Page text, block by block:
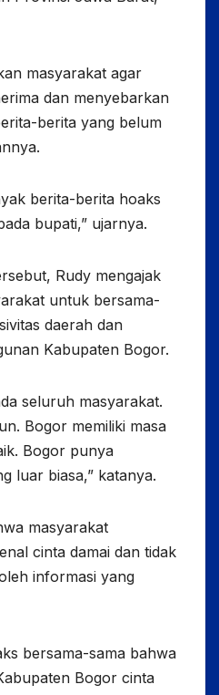
masyarakat agar
dan menyebarkan
berita yang belum
berita-berita hoaks
bupati,” ujarnya.
Rudy mengajak
untuk bersama-
daerah dan
Kabupaten Bogor.
seluruh masyarakat.
Bogor memiliki masa
Bogor punya
luar biasa,” katanya.
masyarakat
cinta damai dan tidak
informasi yang
bersama-sama bahwa
Bogor cinta